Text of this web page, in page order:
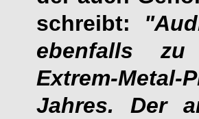
schreibt:
ebenfalls zu
Extrem-
Jahres. Der